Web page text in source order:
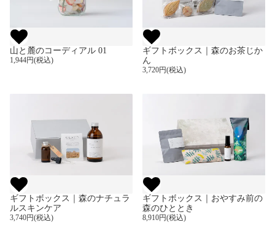
山と麓のコーディアル 01
1,944円(税込)
ギフトボックス｜森のお茶じか
ん
3,720円(税込)
ギフトボックス｜森のナチュラ
ルスキンケア
3,740円(税込)
ギフトボックス｜おやすみ前の
森のひととき
8,910円(税込)